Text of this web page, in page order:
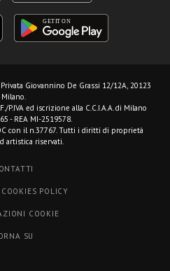
Giovannino De Grassi 12/12A, 20123
Milano.
P.IVA ed iscrizione alla C.C.I.A.A. di Milano
- REA MI-2519578.
con il n.37767. Tutti i diritti di proprietà
artistica riservati.
POLICY
COOKIE
SU